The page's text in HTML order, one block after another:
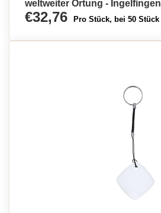
weltweiter Ortung - Ingelfingen
€32,76 Pro Stück, bei 50 Stück